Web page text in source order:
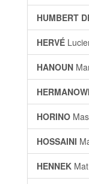
HUMBERT
HERVÉ
HANOUN
HORINO
HOSSAINI
HENNEK Mat